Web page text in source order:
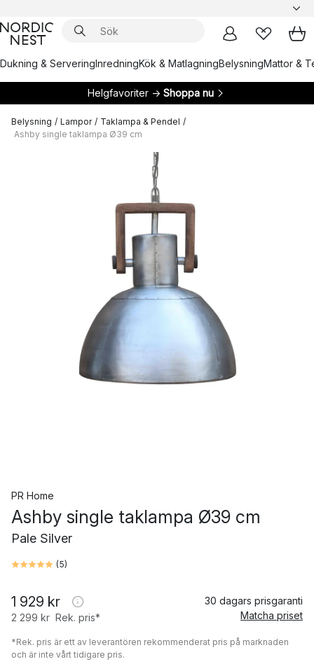
Dukning & ServeringInredningKök & MatlagningBelysningMattor &
Helgfavoriter → Shoppa nu
Belysning / Lampor / Taklampa & Pendel /
Ashby single taklampa Ø39 cm
PR Home
Ashby single taklampa Ø39 cm
Pale Silver
(5)
1 929 kr
2 299 kr Rek. pris*
30 dagars prisgaranti
Matcha priset
*Rek. pris är ett av leverantören rekommenderat pris på marknaden
och är inte vårt tidigare pris.